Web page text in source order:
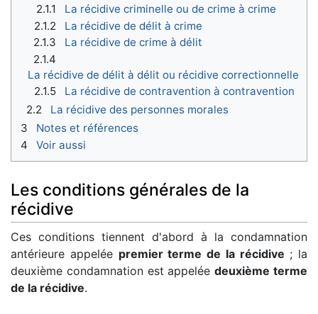
2.1.1
La récidive criminelle ou de crime à crime
2.1.2
La récidive de délit à crime
2.1.3
La récidive de crime à délit
2.1.4
La récidive de délit à délit ou récidive correctionnelle
2.1.5
La récidive de contravention à contravention
2.2
La récidive des personnes morales
3
Notes et références
4
Voir aussi
Les conditions générales de la
récidive
Ces conditions tiennent d'abord à la condamnation
antérieure appelée premier terme de la récidive ; la
deuxième condamnation est appeléedeuxième terme
de la récidive.